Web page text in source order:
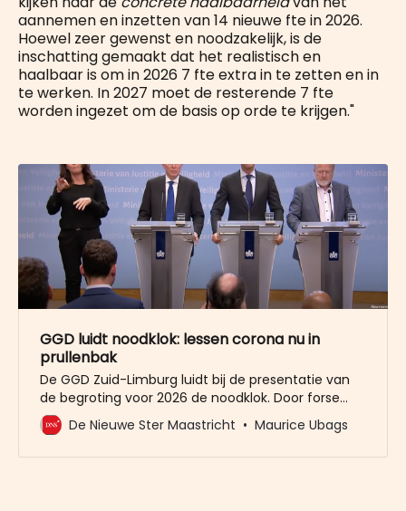
aannemen en inzetten van 14 nieuwe fte in 2026.
Hoewel zeer gewenst en noodzakelijk, is de
inschatting gemaakt dat het realistisch en
haalbaar is om in 2026 7 fte extra in te zetten en in
te werken. In 2027 moet de resterende 7 fte
worden ingezet om de basis op orde te krijgen."
GGD luidt noodklok: lessen corona nu in
prullenbak
De GGD Zuid-Limburg luidt bij de presentatie van
de begroting voor 2026 de noodklok. Door forse
bezuinigingen worden harde keuzes gemaakt,
waarbij de lessen van de coronapandemie om
De Nieuwe Ster Maastricht Maurice Ubags